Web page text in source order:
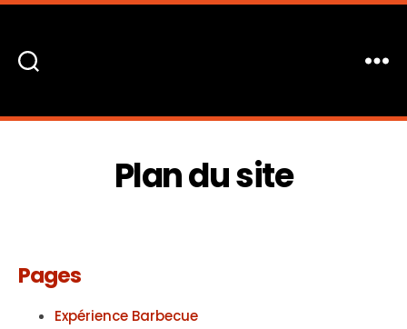
le
Plan du site
Pages
Expérience Barbecue